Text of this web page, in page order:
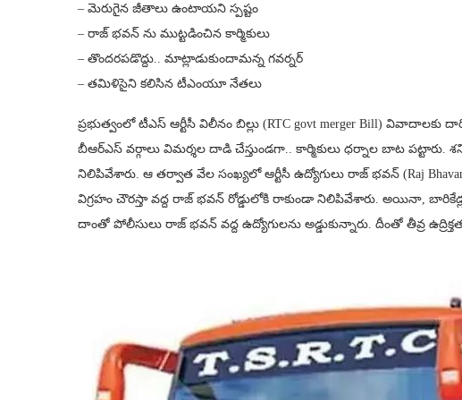
– మెరుగైన జీతాలు ఉంటాయని స్పష్టం
– రాజ్ భవన్ ను ముట్టడించిన కార్మికులు
– తొందరపడొద్దు.. మాట్లాడుకుందామన్న గవర్నర్
– తమిళిసైని కలిసిన టీఎంయూ నేతలు
ప్రభుత్వంలో టీఎస్‌ ఆర్టీసీ విలీనం బిల్లు (RTC govt merger Bill) వివాదాలకు దారి
బీఆర్ఎస్ వర్గాలు విమర్శల దాడి చేస్తుండగా.. కార్మికులు ధర్నాల బాట పట్టారు.
నిలిపివేశారు. ఆ తర్వాత వేల సంఖ్యలో ఆర్టీసీ ఉద్యోగులు రాజ్ భవన్‌ (Raj
విగ్రహం చౌరస్తా వద్ద రాజ్ భవన్ రోడ్డులోకి రాకుండా నిలిపివేశారు. అయినా,
దాంతో పోలీసులు రాజ్ భవన్ వద్ద ఉద్యోగులను అడ్డుకున్నారు. దీంతో తీవ్ర